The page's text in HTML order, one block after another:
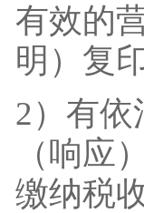
有效的
明）复
2）有
（响应
缴纳税